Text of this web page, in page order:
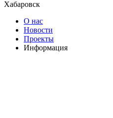
Хабаровск
О нас
Новости
Проекты
Информация